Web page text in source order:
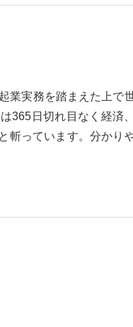
業実務を踏まえた上で
365日切れ目なく経済
斬っています。分かり